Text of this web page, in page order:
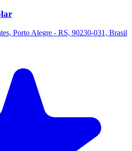
Porto Alegre - RS, 90230-031, Brasil